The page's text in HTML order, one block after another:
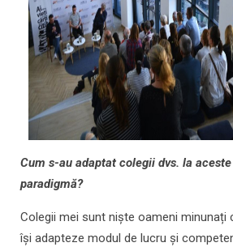
Cum s-au adaptat colegii dvs. la
paradigmă?
Colegii mei sunt niște oameni minunați
își adapteze modul de lucru și